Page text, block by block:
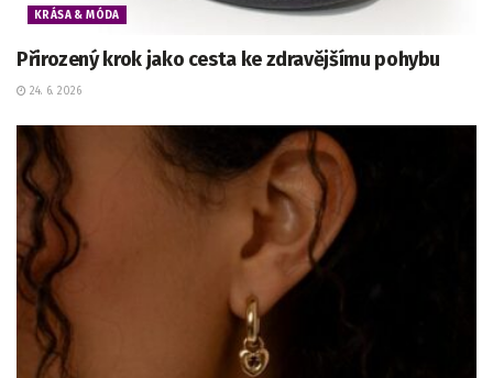
KRÁSA & MÓDA
Přirozený krok jako cesta ke zdravějšímu pohybu
24. 6. 2026